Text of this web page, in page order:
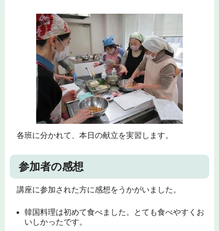
各班に分かれて、本日の献立を実習します。
参加者の感想
講座に参加された方に感想をうかがいました。
韓国料理は初めて食べました。とても食べやすくお
いしかったです。